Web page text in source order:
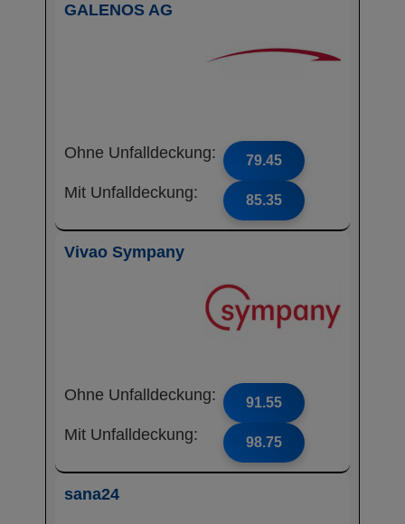
GALENOS AG
Ohne Unfalldeckung: 79.45
Mit Unfalldeckung: 85.35
Vivao Sympany
Ohne Unfalldeckung: 91.55
Mit Unfalldeckung: 98.75
sana24